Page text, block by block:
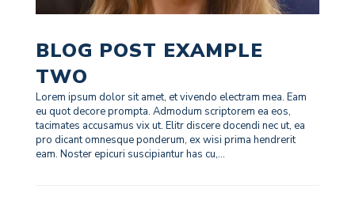
BLOG POST EXAMPLE
TWO
Lorem ipsum dolor sit amet, et vivendo electram mea. Eam
eu quot decore prompta. Admodum scriptorem ea eos,
tacimates accusamus vix ut. Elitr discere docendi nec ut, ea
pro dicant omnesque ponderum, ex wisi prima hendrerit
eam. Noster epicuri suscipiantur has cu,...